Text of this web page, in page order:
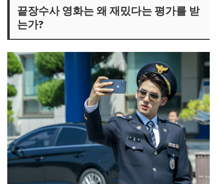
끝장수사 영화는 왜 재밌다는 평가를 받
는가?